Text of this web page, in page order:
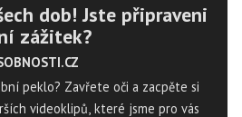
dob! Jste připraveni
zážitek?
peklo? Zavřete oči a zacpěte si
videoklipů, které jsme pro vás